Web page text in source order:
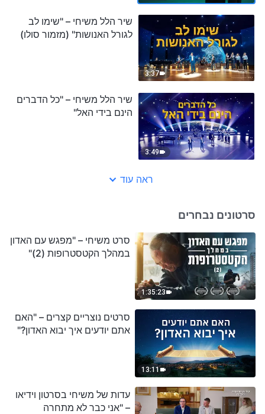
3:37
שיר הלל משיחי – "שימו לב
לגורל האנושות" (מזמור סולו)
3:49
שיר הלל משיחי – "כל הדברים
הינם בידי האל"
ראה עוד
סרטונים נבחרים
1:35:23
סרט משיחי – "מפגש עם האדון
במהלך הקטסטרופות (2)"
13:11
סרטים נוצריים קצרים – "האם
אתם יודעים איך יבוא האדון?"
עדות של משיחי בסרטון וידיאו
– "אני כבר לא מתחרה